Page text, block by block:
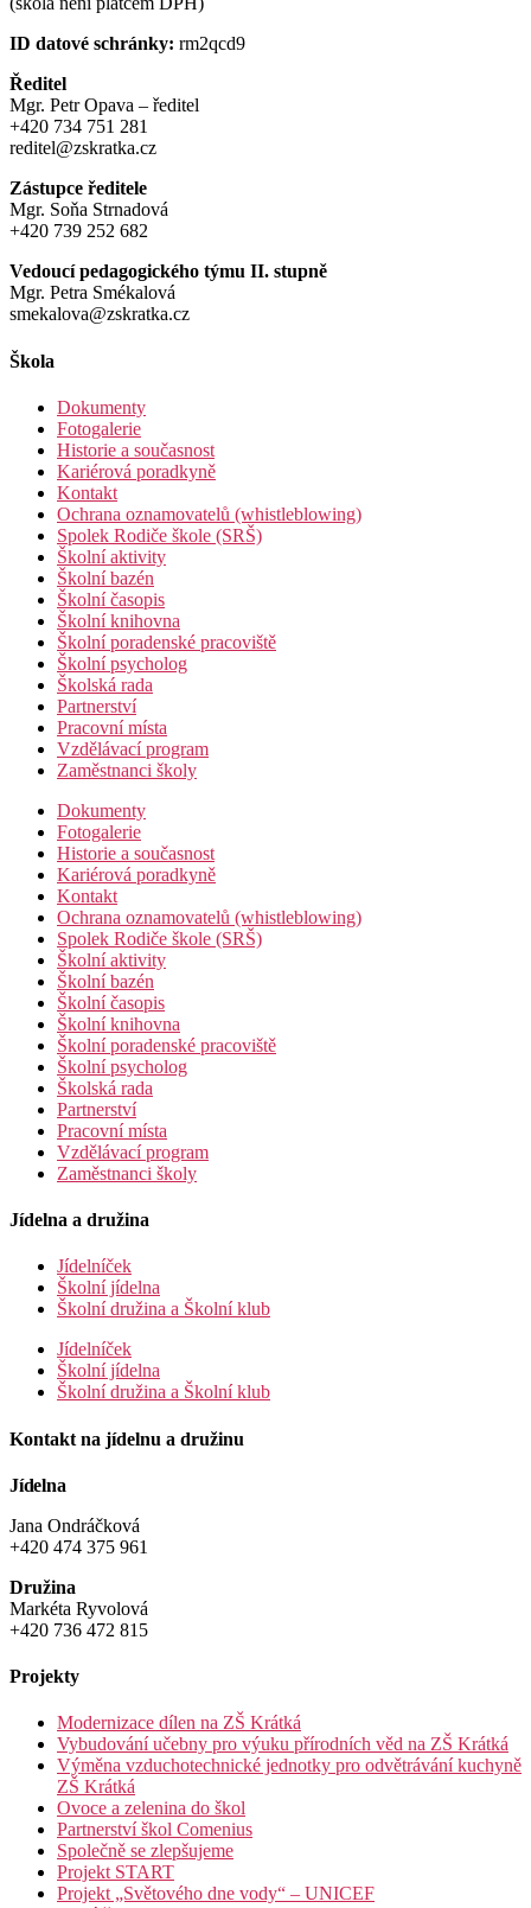
ID datové schránky: rm2qcd9
Ředitel
Mgr. Petr Opava – ředitel
+420 734 751 281
reditel@zskratka.cz
Zástupce ředitele
Mgr. Soňa Strnadová
+420 739 252 682
Vedoucí pedagogického týmu II. stupně
Mgr. Petra Smékalová
smekalova@zskratka.cz
Škola
Dokumenty
Fotogalerie
Historie a současnost
Kariérová poradkyně
Kontakt
Ochrana oznamovatelů (whistleblowing)
Spolek Rodiče škole (SRŠ)
Školní aktivity
Školní bazén
Školní časopis
Školní knihovna
Školní poradenské pracoviště
Školní psycholog
Školská rada
Partnerství
Pracovní místa
Vzdělávací program
Zaměstnanci školy
Dokumenty
Fotogalerie
Historie a současnost
Kariérová poradkyně
Kontakt
Ochrana oznamovatelů (whistleblowing)
Spolek Rodiče škole (SRŠ)
Školní aktivity
Školní bazén
Školní časopis
Školní knihovna
Školní poradenské pracoviště
Školní psycholog
Školská rada
Partnerství
Pracovní místa
Vzdělávací program
Zaměstnanci školy
Jídelna a družina
Jídelníček
Školní jídelna
Školní družina a Školní klub
Jídelníček
Školní jídelna
Školní družina a Školní klub
Kontakt na jídelnu a družinu
Jídelna
Jana Ondráčková
+420 474 375 961
Družina
Markéta Ryvolová
+420 736 472 815
Projekty
Modernizace dílen na ZŠ Krátká
Vybudování učebny pro výuku přírodních věd na ZŠ Krátká
Výměna vzduchotechnické jednotky pro odvětrávání kuchyně
ZŠ Krátká
Ovoce a zelenina do škol
Partnerství škol Comenius
Společně se zlepšujeme
Projekt START
Projekt „Světového dne vody“ – UNICEF